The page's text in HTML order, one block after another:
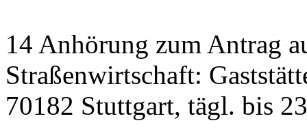
14 Anhörung zum Antrag
Straßenwirtschaft:
70182 Stuttgart, tägl. bis